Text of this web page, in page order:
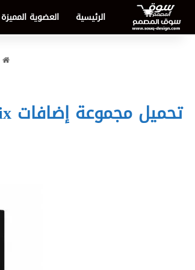
الرئيسية العضوية المميزة
تحميل مجموعة إضافات Irrealix لبرنامج After Effects – الأدوات الأكثر ابتكاراً للمؤثرات البصرية وتصميم الحركة